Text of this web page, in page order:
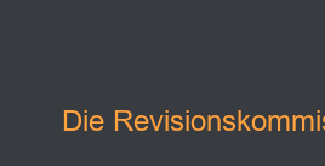
Die